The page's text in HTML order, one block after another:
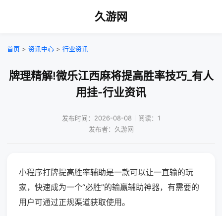
久游网
首页 > 资讯中心 > 行业资讯
牌理精解!微乐江西麻将提高胜率技巧_有人
用挂-行业资讯
发布时间：2026-08-08｜阅读：1
发布者：久游网
小程序打牌提高胜率辅助是一款可以让一直输的玩
家，快速成为一个“必胜”的输赢辅助神器，有需要的
用户可通过正规渠道获取使用。